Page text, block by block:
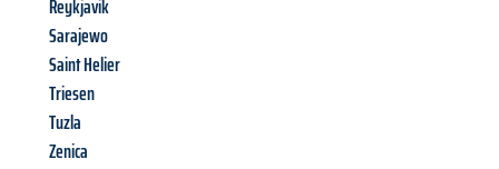
Reykjavik
Sarajewo
Saint Helier
Triesen
Tuzla
Zenica